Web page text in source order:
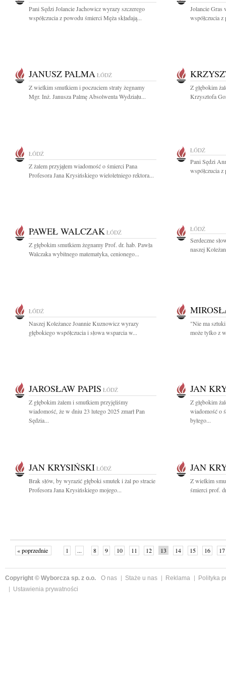
Pani Sędzi Jolancie Jachowicz wyrazy szczerego
współczucia z powodu śmierci Męża składają...
Jolancie Gras
współczucia
JANUSZ PALMA ŁÓDŹ
Z wielkim smutkiem i poczuciem straty żegnamy
Mgr. Inż. Janusza Palmę Absolwenta Wydziału...
Z głębokim
Krzysztofa
ŁÓDŹ
Z żalem przyjąłem wiadomość o śmierci Pana
Profesora Jana Krysińskiego wieloletniego rektora...
ŁÓDŹ
Pani Sędzi
współczucia
PAWEŁ WALCZAK ŁÓDŹ
Z głębokim smutkiem żegnamy Prof. dr. hab. Pawła
Walczaka wybitnego matematyka, cenionego...
ŁÓDŹ
Serdeczne
naszej
ŁÓDŹ
Naszej Koleżance Joannie Kuznowicz wyrazy
głębokiego współczucia i słowa wsparcia w...
"Nie ma
może tylko z
JAROSŁAW PAPIS ŁÓDŹ
Z głębokim żalem i smutkiem przyjęliśmy
wiadomość, że w dniu 23 lutego 2025 zmarł Pan
Sędzia...
JAN
Z głębokim
wiadomość o
byłego...
JAN KRYSIŃSKI ŁÓDŹ
Brak słów, by wyrazić głęboki smutek i żal po stracie
Profesora Jana Krysińskiego mojego...
JAN
Z wielkim
śmierci prof.
« poprzednie 1 ... 8 9 10 11 12 13 14 15 16 17
Copyright © Wyborcza sp. z o.o. O nas Staże u nas Reklama
Polityka
Ustawienia prywatności